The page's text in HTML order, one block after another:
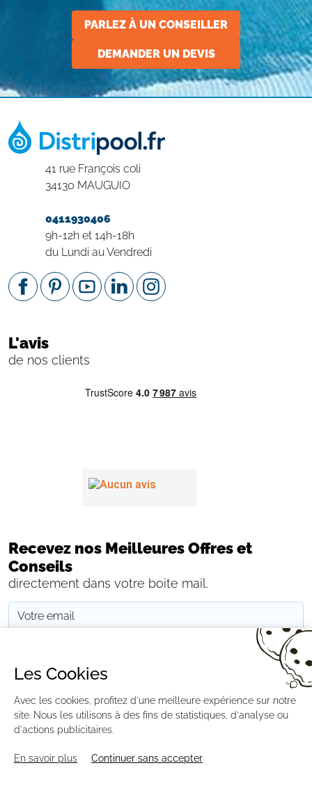
PARLEZ À UN CONSEILLER
DEMANDER UN DEVIS
41 rue François coli
34130 MAUGUIO
0411930406
9h-12h et 14h-18h
du Lundi au Vendredi
L'avis
de nos clients
Recevez nos Meilleures Offres et
Conseils
directement dans votre boite mail.
CONTACTEZ-NOUS PAIEMENT LIVRAISON
RÉTRACTATION
MENTIONS LÉGALES
CGV RGPD BLOG
GESTION DES COOKIES
PLAN DU SITE
AGENCE CREABILIS ©2026 DISTRIPOOL.FR
Les Cookies
Avec les cookies, profitez d'une meilleure expérience sur notre
site. Nous les utilisons à des fins de statistiques, d'analyse ou
d'actions publicitaires.
En savoir plus Continuer sans accepter